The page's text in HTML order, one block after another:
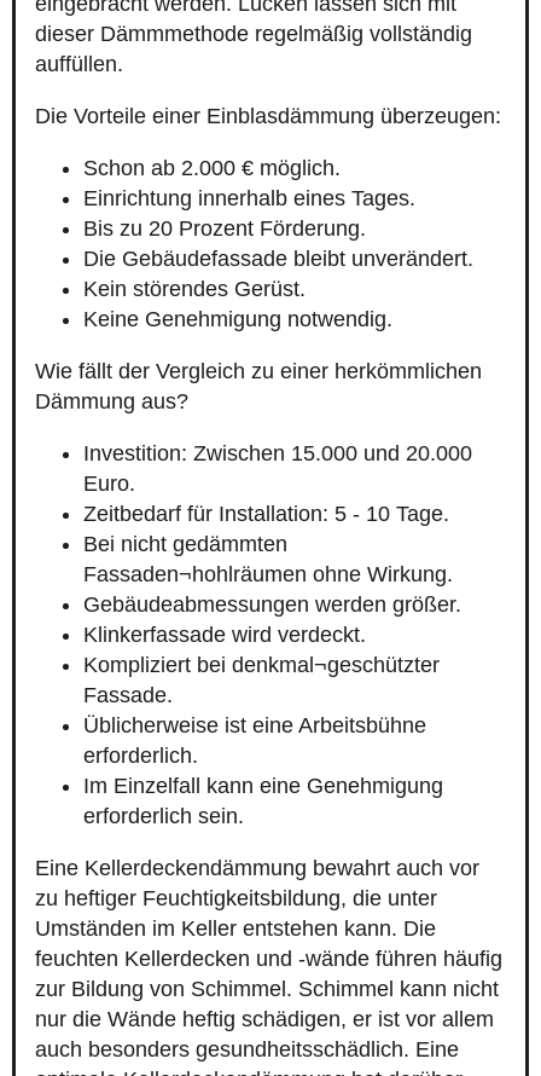
dieser Dämmmethode regelmäßig vollständig
auffüllen.
Die Vorteile einer Einblasdämmung überzeugen:
Schon ab 2.000 € möglich.
Einrichtung innerhalb eines Tages.
Bis zu 20 Prozent Förderung.
Die Gebäudefassade bleibt unverändert.
Kein störendes Gerüst.
Keine Genehmigung notwendig.
Wie fällt der Vergleich zu einer herkömmlichen
Dämmung aus?
Investition: Zwischen 15.000 und 20.000
Euro.
Zeitbedarf für Installation: 5 - 10 Tage.
Bei nicht gedämmten
Fassaden¬hohlräumen ohne Wirkung.
Gebäudeabmessungen werden größer.
Klinkerfassade wird verdeckt.
Kompliziert bei denkmal¬geschützter
Fassade.
Üblicherweise ist eine Arbeitsbühne
erforderlich.
Im Einzelfall kann eine Genehmigung
erforderlich sein.
Eine Kellerdeckendämmung bewahrt auch vor
zu heftiger Feuchtigkeitsbildung, die unter
Umständen im Keller entstehen kann. Die
feuchten Kellerdecken und -wände führen häufig
zur Bildung von Schimmel. Schimmel kann nicht
nur die Wände heftig schädigen, er ist vor allem
auch besonders gesundheitsschädlich. Eine